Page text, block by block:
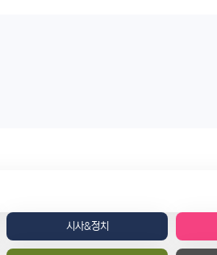
시사&정치